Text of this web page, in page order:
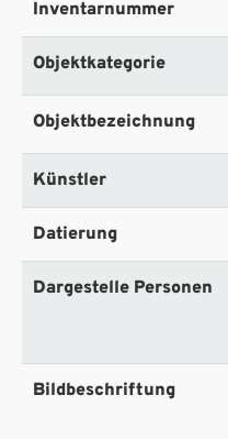
Inventarnummer
Objektkategorie
Objektbezeichnung
Künstler
Datierung
Dargestelle Personen
Bildbeschriftung